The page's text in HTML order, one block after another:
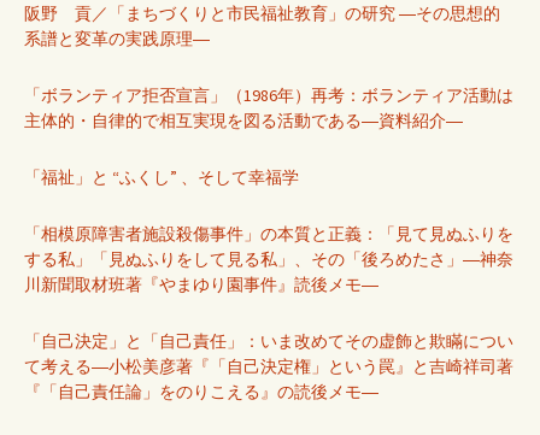
阪野 貢／「まちづくりと市民福祉教育」の研究 ―その思想的
系譜と変革の実践原理―
「ボランティア拒否宣言」（1986年）再考：ボランティア活動は
主体的・自律的で相互実現を図る活動である―資料紹介―
「福祉」と “ふくし” 、そして幸福学
「相模原障害者施設殺傷事件」の本質と正義：「見て見ぬふりを
する私」「見ぬふりをして見る私」、その「後ろめたさ」―神奈
川新聞取材班著『やまゆり園事件』読後メモ―
「自己決定」と「自己責任」：いま改めてその虚飾と欺瞞につい
て考える―小松美彦著『「自己決定権」という罠』と吉崎祥司著
『「自己責任論」をのりこえる』の読後メモ―